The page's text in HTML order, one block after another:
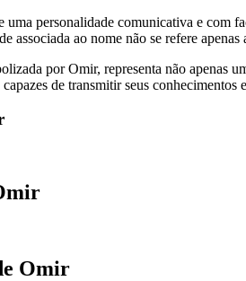
personalidade comunicativa e com
associada ao nome não se refere
por Omir, representa não apenas
de transmitir seus conhecimentos
Omir